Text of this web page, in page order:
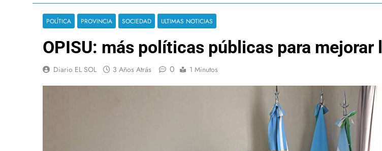
POLÍTICA PROVINCIA SOCIEDAD ULTIMAS NOTICIAS
OPISU: más políticas públicas para mejorar
Diario EL SOL 3 Años Atrás 0 1 Minutos